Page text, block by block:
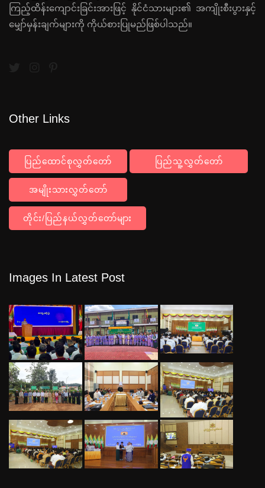
ကြည့်ထိန်းကျောင်းခြင်းအားဖြင့် နိုင်ငံသားများ၏ အကျိုးစီးပွားနှင့်
မျှော်မှန်းချက်များကို ကိုယ်စားပြုမည်ဖြစ်ပါသည်။
Other Links
ပြည်ထောင်စုလွှတ်တော် ပြည်သူ့လွှတ်တော်
အမျိုးသားလွှတ်တော်
တိုင်း/ပြည်နယ်လွှတ်တော်များ
Images In Latest Post